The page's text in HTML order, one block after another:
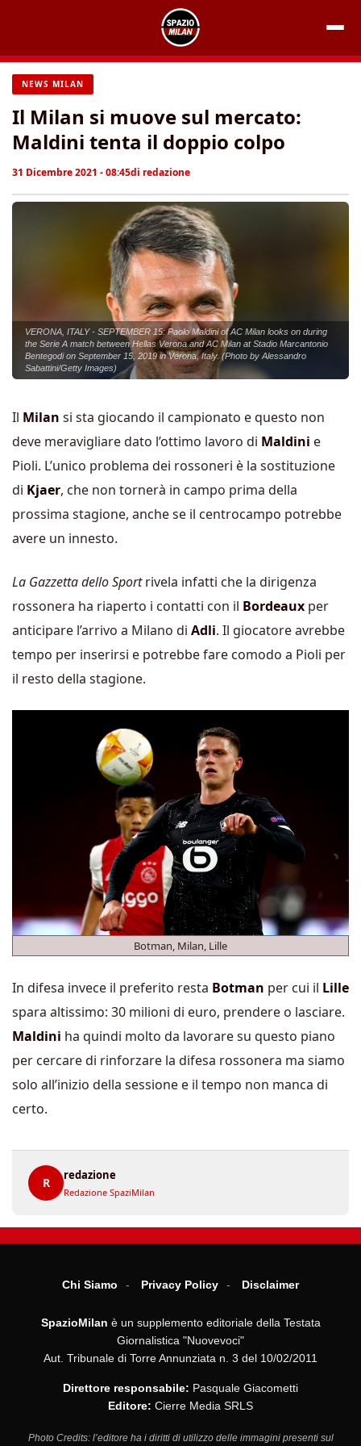
contenuto
NEWS MILAN
Il Milan si muove sul mercato:
Maldini tenta il doppio colpo
31 Dicembre 2021 - 08:45di redazione
VERONA, ITALY - SEPTEMBER 15: Paolo Maldini of AC Milan looks on during
the Serie A match between Hellas Verona and AC Milan at Stadio Marcantonio
Bentegodi on September 15, 2019 in Verona, Italy. (Photo by Alessandro
Sabattini/Getty Images)
Il Milan si sta giocando il campionato e questo non
deve meravigliare dato l’ottimo lavoro di Maldini e
Pioli. L’unico problema dei rossoneri è la sostituzione
di Kjaer, che non tornerà in campo prima della
prossima stagione, anche se il centrocampo potrebbe
avere un innesto.
La Gazzetta dello Sportrivela infatti che la dirigenza
rossonera ha riaperto i contatti con il Bordeaux per
anticipare l’arrivo a Milano di Adli. Il giocatore avrebbe
tempo per inserirsi e potrebbe fare comodo a Pioli per
il resto della stagione.
Botman, Milan, Lille
In difesa invece il preferito resta Botman per cui il Lille
spara altissimo: 30 milioni di euro, prendere o lasciare.
Maldini ha quindi molto da lavorare su questo piano
per cercare di rinforzare la difesa rossonera ma siamo
solo all’inizio della sessione e il tempo non manca di
certo.
R
redazione
Redazione SpaziMilan
Chi Siamo Privacy Policy Disclaimer
SpazioMilan è un supplemento editoriale della Testata
Giornalistica "Nuovevoci"
Aut. Tribunale di Torre Annunziata n. 3 del 10/02/2011
Direttore responsabile: Pasquale Giacometti
Editore: Cierre Media SRLS
Photo Credits: l’editore ha i diritti di utilizzo delle immagini presenti sul